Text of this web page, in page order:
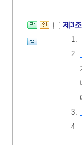
제3
1.
2.
3.
4.